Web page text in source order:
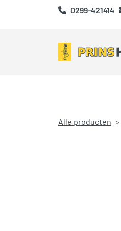
0299-421414
Alle producten